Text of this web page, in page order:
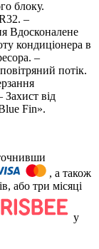
блоку.
–
Вдосконалене
кондиціонера в
–
потік.
від
Fin».
, а також
або три місяці
у